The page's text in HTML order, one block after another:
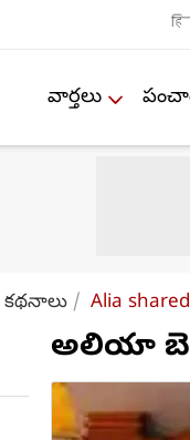
వార్తలు
కథనాలు Alia
అలియా